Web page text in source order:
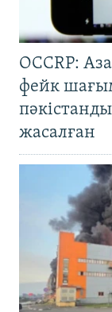
OCCRP:
фейк
жасалған